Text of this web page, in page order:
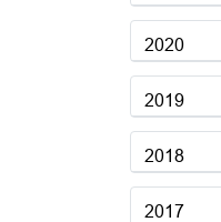
2020
2019
2018
2017